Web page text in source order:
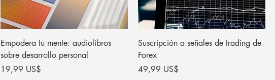
Empodera tu mente: audiolibros
sobre desarrollo personal
Precio
19,99 US$
Suscripción a señales de trading de
Forex
Precio
49,99 US$